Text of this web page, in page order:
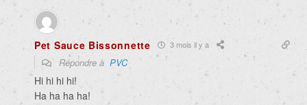
Pet Sauce Bissonnette 3 mois il y a
Répondre à PVC
Hi hi hi hi!
Ha ha ha ha!